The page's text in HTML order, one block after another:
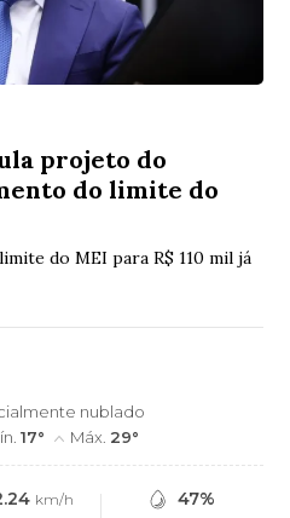
projeto do
do limite do
do MEI para R$ 110 mil já
nublado
17° Máx. 29°
km/h 47%